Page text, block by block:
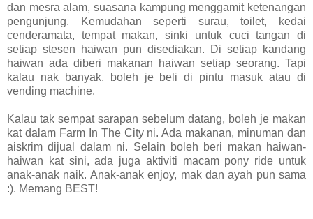
dan mesra alam, suasana kampung menggamit ketenangan
pengunjung. Kemudahan seperti surau, toilet, kedai
cenderamata, tempat makan, sinki untuk cuci tangan di
setiap stesen haiwan pun disediakan. Di setiap kandang
haiwan ada diberi makanan haiwan setiap seorang. Tapi
kalau nak banyak, boleh je beli di pintu masuk atau di
vending machine.
Kalau tak sempat sarapan sebelum datang, boleh je makan
kat dalam Farm In The City ni. Ada makanan, minuman dan
aiskrim dijual dalam ni. Selain boleh beri makan haiwan-
haiwan kat sini, ada juga aktiviti macam pony ride untuk
anak-anak naik. Anak-anak enjoy, mak dan ayah pun sama
:). Memang BEST!